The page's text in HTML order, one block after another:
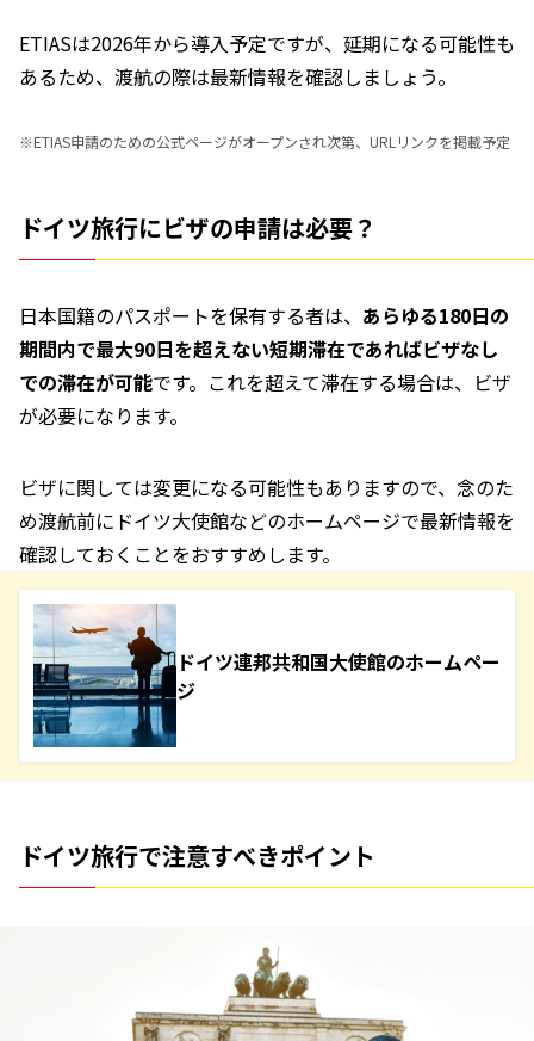
ETIASは2026年から導入予定ですが、延期になる可能性も
あるため、渡航の際は最新情報を確認しましょう。
※ETIAS申請のための公式ページがオープンされ次第、URLリンクを掲載予定
ドイツ旅行にビザの申請は必要？
日本国籍のパスポートを保有する者は、 あらゆる180日の
期間内で最大90日を超えない短期滞在であればビザなし
での滞在が可能です。これを超えて滞在する場合は、ビザ
が必要になります。
ビザに関しては変更になる可能性もありますので、念のた
め渡航前にドイツ大使館などのホームページで最新情報を
確認しておくことをおすすめします。
ドイツ連邦共和国大使館のホームペー
ジ
ドイツ旅行で注意すべきポイント